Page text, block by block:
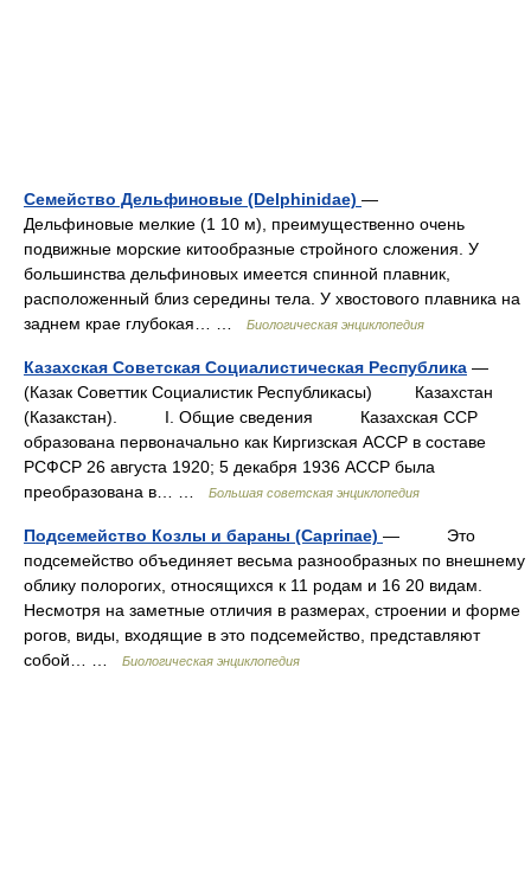
Семейство Дельфиновые (Delphinidae) —
Дельфиновые мелкие (1 10 м), преимущественно очень
подвижные морские китообразные стройного сложения. У
большинства дельфиновых имеется спинной плавник,
расположенный близ середины тела. У хвостового плавника на
заднем крае глубокая… …
Биологическая энциклопедия
Казахская Советская Социалистическая Республика —
(Казак Советтик Социалистик Республикасы) Казахстан
(Казакстан). I. Общие сведения Казахская ССР
образована первоначально как Киргизская АССР в составе
РСФСР 26 августа 1920; 5 декабря 1936 АССР была
преобразована в… …
Большая советская энциклопедия
Подсемейство Козлы и бараны (Capriпае) — Это
подсемейство объединяет весьма разнообразных по внешнему
облику полорогих, относящихся к 11 родам и 16 20 видам.
Несмотря на заметные отличия в размерах, строении и форме
рогов, виды, входящие в это подсемейство, представляют
собой… …
Биологическая энциклопедия